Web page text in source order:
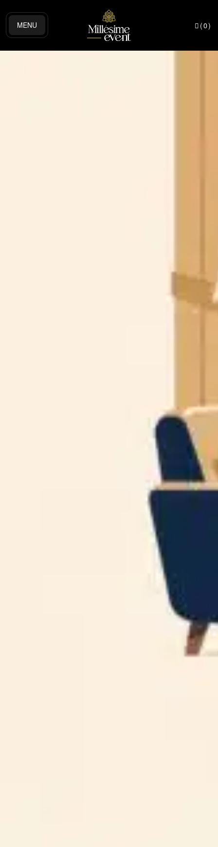
MENU (0)
Archives
Team Building Champagne à Genève : l’Activité qui Fédère Vraiment